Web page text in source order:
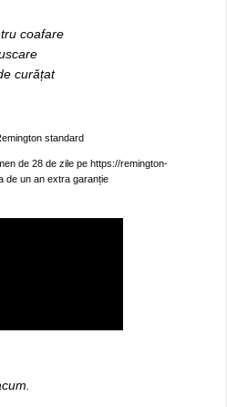
coafare
curățat
standard
de 28 de zile pe https://remington-
de un an extra garanție